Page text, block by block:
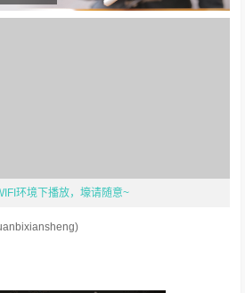
环境下播放，壕请随意~